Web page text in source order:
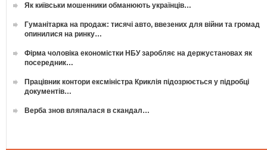
Як київськи мошенники обманюють українців…
Гуманітарка на продаж: тисячі авто, ввезених для війни та громад
опинилися на ринку…
Фірма чоловіка економістки НБУ заробляє на держустановах як
посередник…
Працівник контори ексміністра Криклія підозрюється у підробці
документів…
Верба знов вляпалася в скандал…